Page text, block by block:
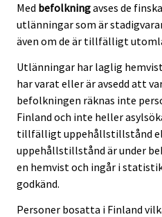
Med befolkningavses de
utlänningar som är
även om de är tillfälligt
Utlänningar har laglig
har varat eller är avsedd att
befolkningen räknas inte
Finland och inte heller
tillfälligt uppehållstillstånd
uppehållstillstånd är under
en hemvist och ingår i
godkänd.
Personer bosatta i Finland